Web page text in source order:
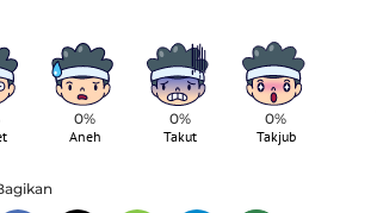
0%
Aneh
0%
Takut
0%
Takjub